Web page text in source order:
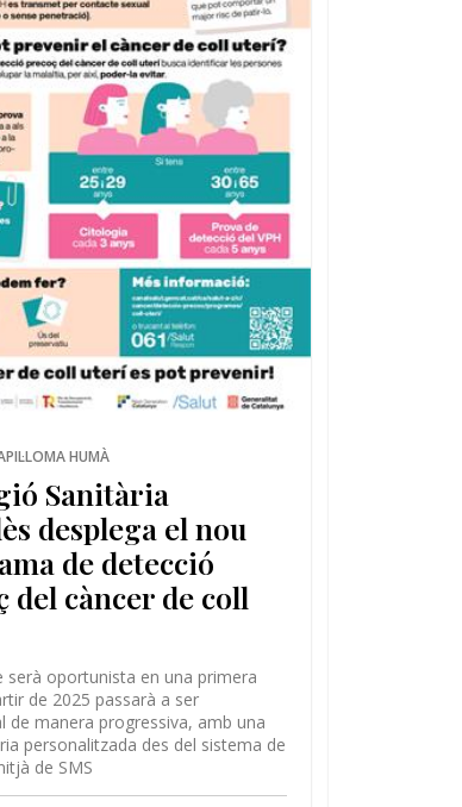
HUMÀ
Sanitària
desplega el nou
de detecció
del càncer de coll
serà oportunista en una primera
de 2025 passarà a ser
de manera progressiva, amb una
personalitzada des del sistema de
de SMS